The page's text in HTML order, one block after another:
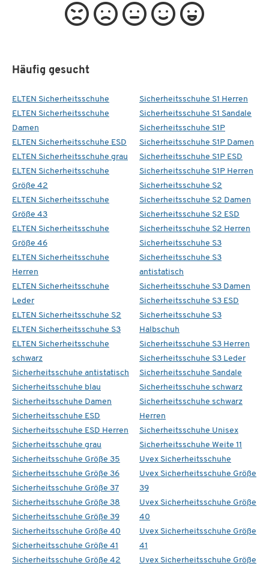
Häufig gesucht
ELTEN Sicherheitsschuhe
ELTEN Sicherheitsschuhe
Damen
ELTEN Sicherheitsschuhe ESD
ELTEN Sicherheitsschuhe grau
ELTEN Sicherheitsschuhe
Größe 42
ELTEN Sicherheitsschuhe
Größe 43
ELTEN Sicherheitsschuhe
Größe 46
ELTEN Sicherheitsschuhe
Herren
ELTEN Sicherheitsschuhe
Leder
ELTEN Sicherheitsschuhe S2
ELTEN Sicherheitsschuhe S3
ELTEN Sicherheitsschuhe
schwarz
Sicherheitsschuhe antistatisch
Sicherheitsschuhe blau
Sicherheitsschuhe Damen
Sicherheitsschuhe ESD
Sicherheitsschuhe ESD Herren
Sicherheitsschuhe grau
Sicherheitsschuhe Größe 35
Sicherheitsschuhe Größe 36
Sicherheitsschuhe Größe 37
Sicherheitsschuhe Größe 38
Sicherheitsschuhe Größe 39
Sicherheitsschuhe Größe 40
Sicherheitsschuhe Größe 41
Sicherheitsschuhe Größe 42
Sicherheitsschuhe S1 Herren
Sicherheitsschuhe S1 Sandale
Sicherheitsschuhe S1P
Sicherheitsschuhe S1P Damen
Sicherheitsschuhe S1P ESD
Sicherheitsschuhe S1P Herren
Sicherheitsschuhe S2
Sicherheitsschuhe S2 Damen
Sicherheitsschuhe S2 ESD
Sicherheitsschuhe S2 Herren
Sicherheitsschuhe S3
Sicherheitsschuhe S3
antistatisch
Sicherheitsschuhe S3 Damen
Sicherheitsschuhe S3 ESD
Sicherheitsschuhe S3
Halbschuh
Sicherheitsschuhe S3 Herren
Sicherheitsschuhe S3 Leder
Sicherheitsschuhe Sandale
Sicherheitsschuhe schwarz
Sicherheitsschuhe schwarz
Herren
Sicherheitsschuhe Unisex
Sicherheitsschuhe Weite 11
Uvex Sicherheitsschuhe
Uvex Sicherheitsschuhe Größe
39
Uvex Sicherheitsschuhe Größe
40
Uvex Sicherheitsschuhe Größe
41
Uvex Sicherheitsschuhe Größe